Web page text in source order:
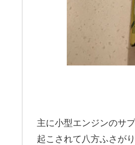
主に小型エンジンのサ
起こされて八方ふさが